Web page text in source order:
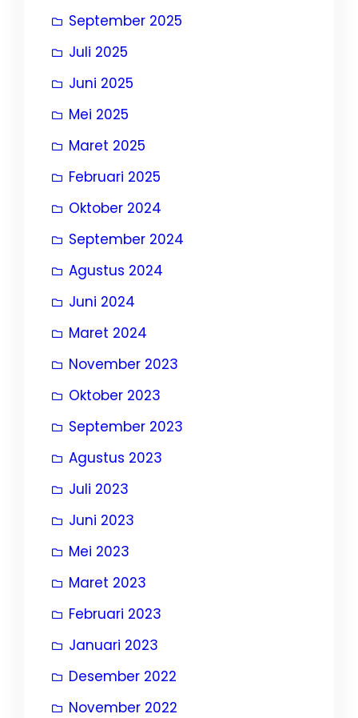
September 2025
Juli 2025
Juni 2025
Mei 2025
Maret 2025
Februari 2025
Oktober 2024
September 2024
Agustus 2024
Juni 2024
Maret 2024
November 2023
Oktober 2023
September 2023
Agustus 2023
Juli 2023
Juni 2023
Mei 2023
Maret 2023
Februari 2023
Januari 2023
Desember 2022
November 2022